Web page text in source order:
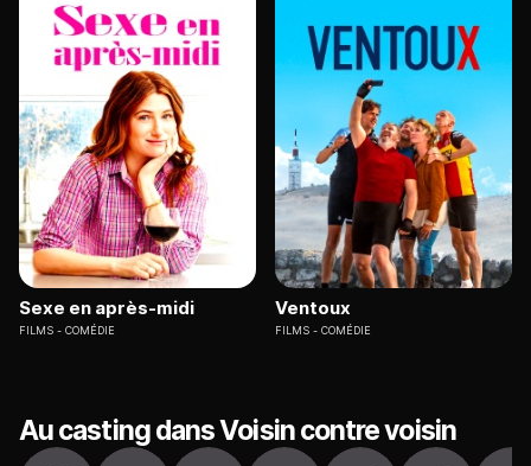
Sexe en après-midi
FILMS COMÉDIE
Ventoux
FILMS COMÉDIE
Au casting dans Voisin contre voisin